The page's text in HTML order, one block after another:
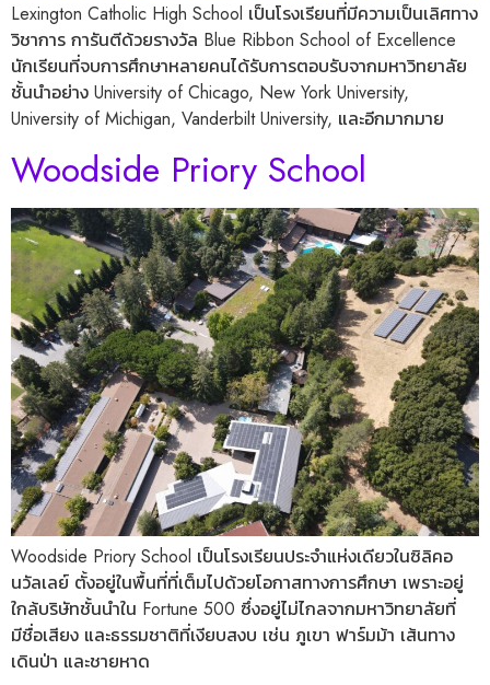
Lexington Catholic High School เป็นโรงเรียนที่มีความเป็นเลิศทาง
วิชาการ การันตีด้วยรางวัล Blue Ribbon School of Excellence
นักเรียนที่จบการศึกษาหลายคนได้รับการตอบรับจากมหาวิทยาลัย
ชั้นนำอย่าง University of Chicago, New York University,
University of Michigan, Vanderbilt University, และอีกมากมาย
Woodside Priory School
Woodside Priory School เป็นโรงเรียนประจำแห่งเดียวในซิลิคอ
นวัลเลย์ ตั้งอยู่ในพื้นที่ที่เต็มไปด้วยโอกาสทางการศึกษา เพราะอยู่
ใกล้บริษัทชั้นนำใน Fortune 500 ซึ่งอยู่ไม่ไกลจากมหาวิทยาลัยที่
มีชื่อเสียง และธรรมชาติที่เงียบสงบ เช่น ภูเขา ฟาร์มม้า เส้นทาง
เดินป่า และชายหาด